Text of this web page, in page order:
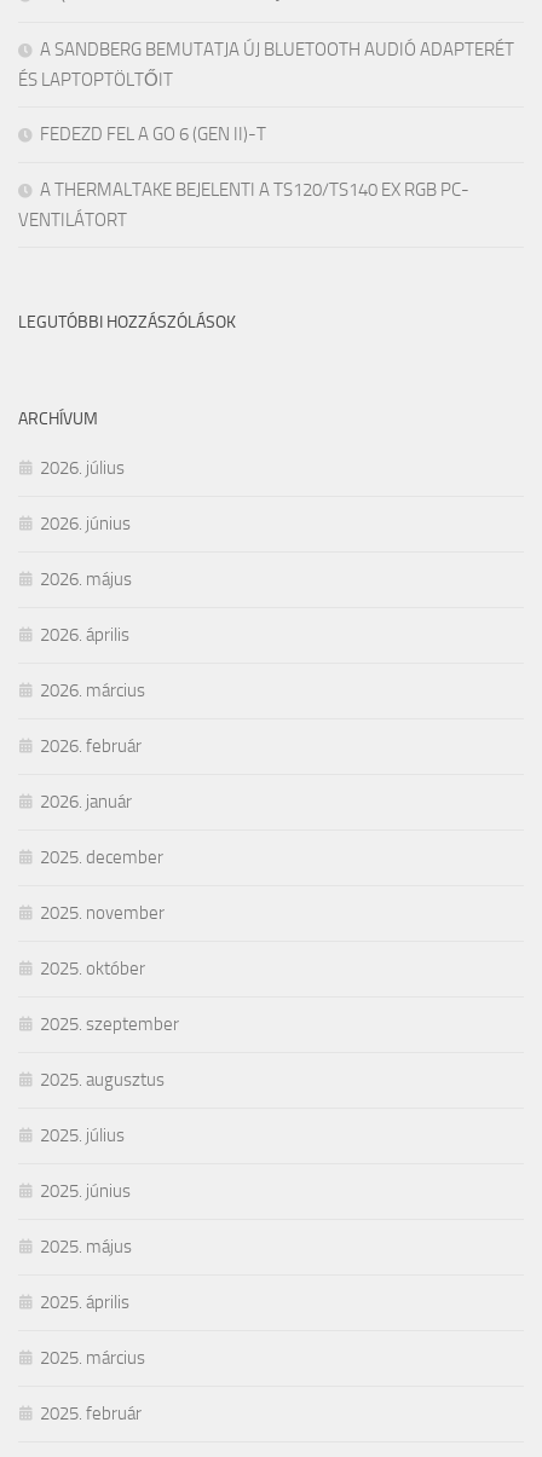
A SANDBERG BEMUTATJA ÚJ BLUETOOTH AUDIÓ ADAPTERÉT
ÉS LAPTOPTÖLTŐIT
FEDEZD FEL A GO 6 (GEN II)-T
A THERMALTAKE BEJELENTI A TS120/TS140 EX RGB PC-
VENTILÁTORT
LEGUTÓBBI HOZZÁSZÓLÁSOK
ARCHÍVUM
2026. július
2026. június
2026. május
2026. április
2026. március
2026. február
2026. január
2025. december
2025. november
2025. október
2025. szeptember
2025. augusztus
2025. július
2025. június
2025. május
2025. április
2025. március
2025. február